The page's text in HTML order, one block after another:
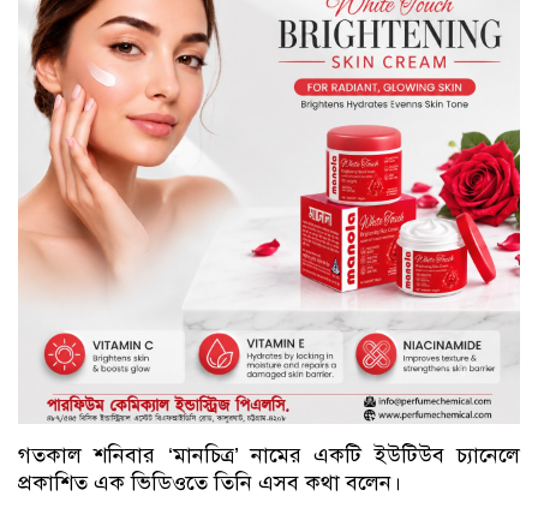
গতকাল শনিবার ‘মানচিত্র’ নামের একটি ইউটিউব চ্যানেলে
প্রকাশিত এক ভিডিওতে তিনি এসব কথা বলেন।